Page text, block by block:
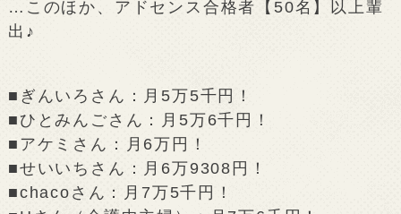
…このほか、アドセンス合格者【50名】以上輩
出♪
■ぎんいろさん：月5万5千円！
■ひとみんごさん：月5万6千円！
■アケミさん：月6万円！
■せいいちさん：月6万9308円！
■chacoさん：月7万5千円！